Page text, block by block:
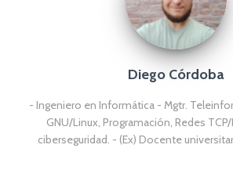
Diego Córdoba
- Ingeniero en Informática - Mgtr.
GNU/Linux, Programación, Redes
ciberseguridad. - (Ex) Docente